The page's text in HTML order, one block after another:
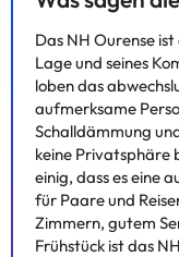
Das NH Ourense
Lage und seines
loben das
aufmerksame
Schalldämmung
keine Privatsphäre
einig, dass es eine
für Paare und
Zimmern, gutem
Frühstück ist das